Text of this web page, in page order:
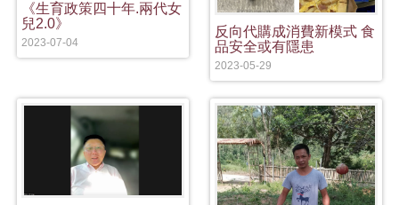
《生育政策四十年.兩代女
兒2.0》
2023-07-04
反向代購成消費新模式 食
品安全或有隱患
2023-05-29